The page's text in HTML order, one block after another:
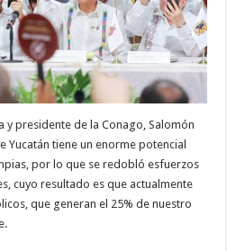
y presidente de la Conago, Salomón
Yucatán tiene un enorme potencial
por lo que se redobló esfuerzos
cuyo resultado es que actualmente
que generan el 25% de nuestro